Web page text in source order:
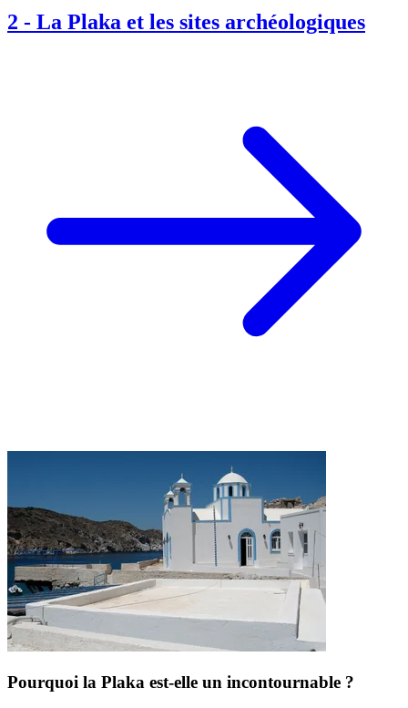
2 - La Plaka et les sites archéologiques
Pourquoi la Plaka est-elle un incontournable ?